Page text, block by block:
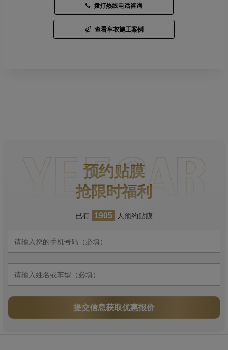
拨打热线电话咨询
查看车衣施工案例
预约贴膜
抢限时福利
已有 1905 人预约贴膜
提交信息获取优惠报价